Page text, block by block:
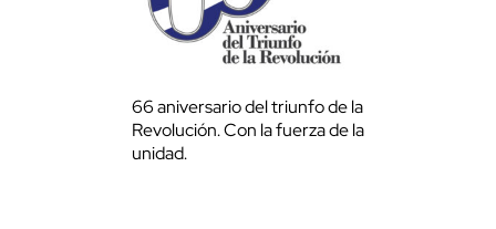
66 aniversario del triunfo de la
Revolución. Con la fuerza de la
unidad.